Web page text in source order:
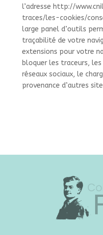
l’adresse http://
traces/les-cookies/
large panel d’outils
traçabilité de votre
extensions pour votre
bloquer les traceurs,
réseaux sociaux, le
provenance d’autres